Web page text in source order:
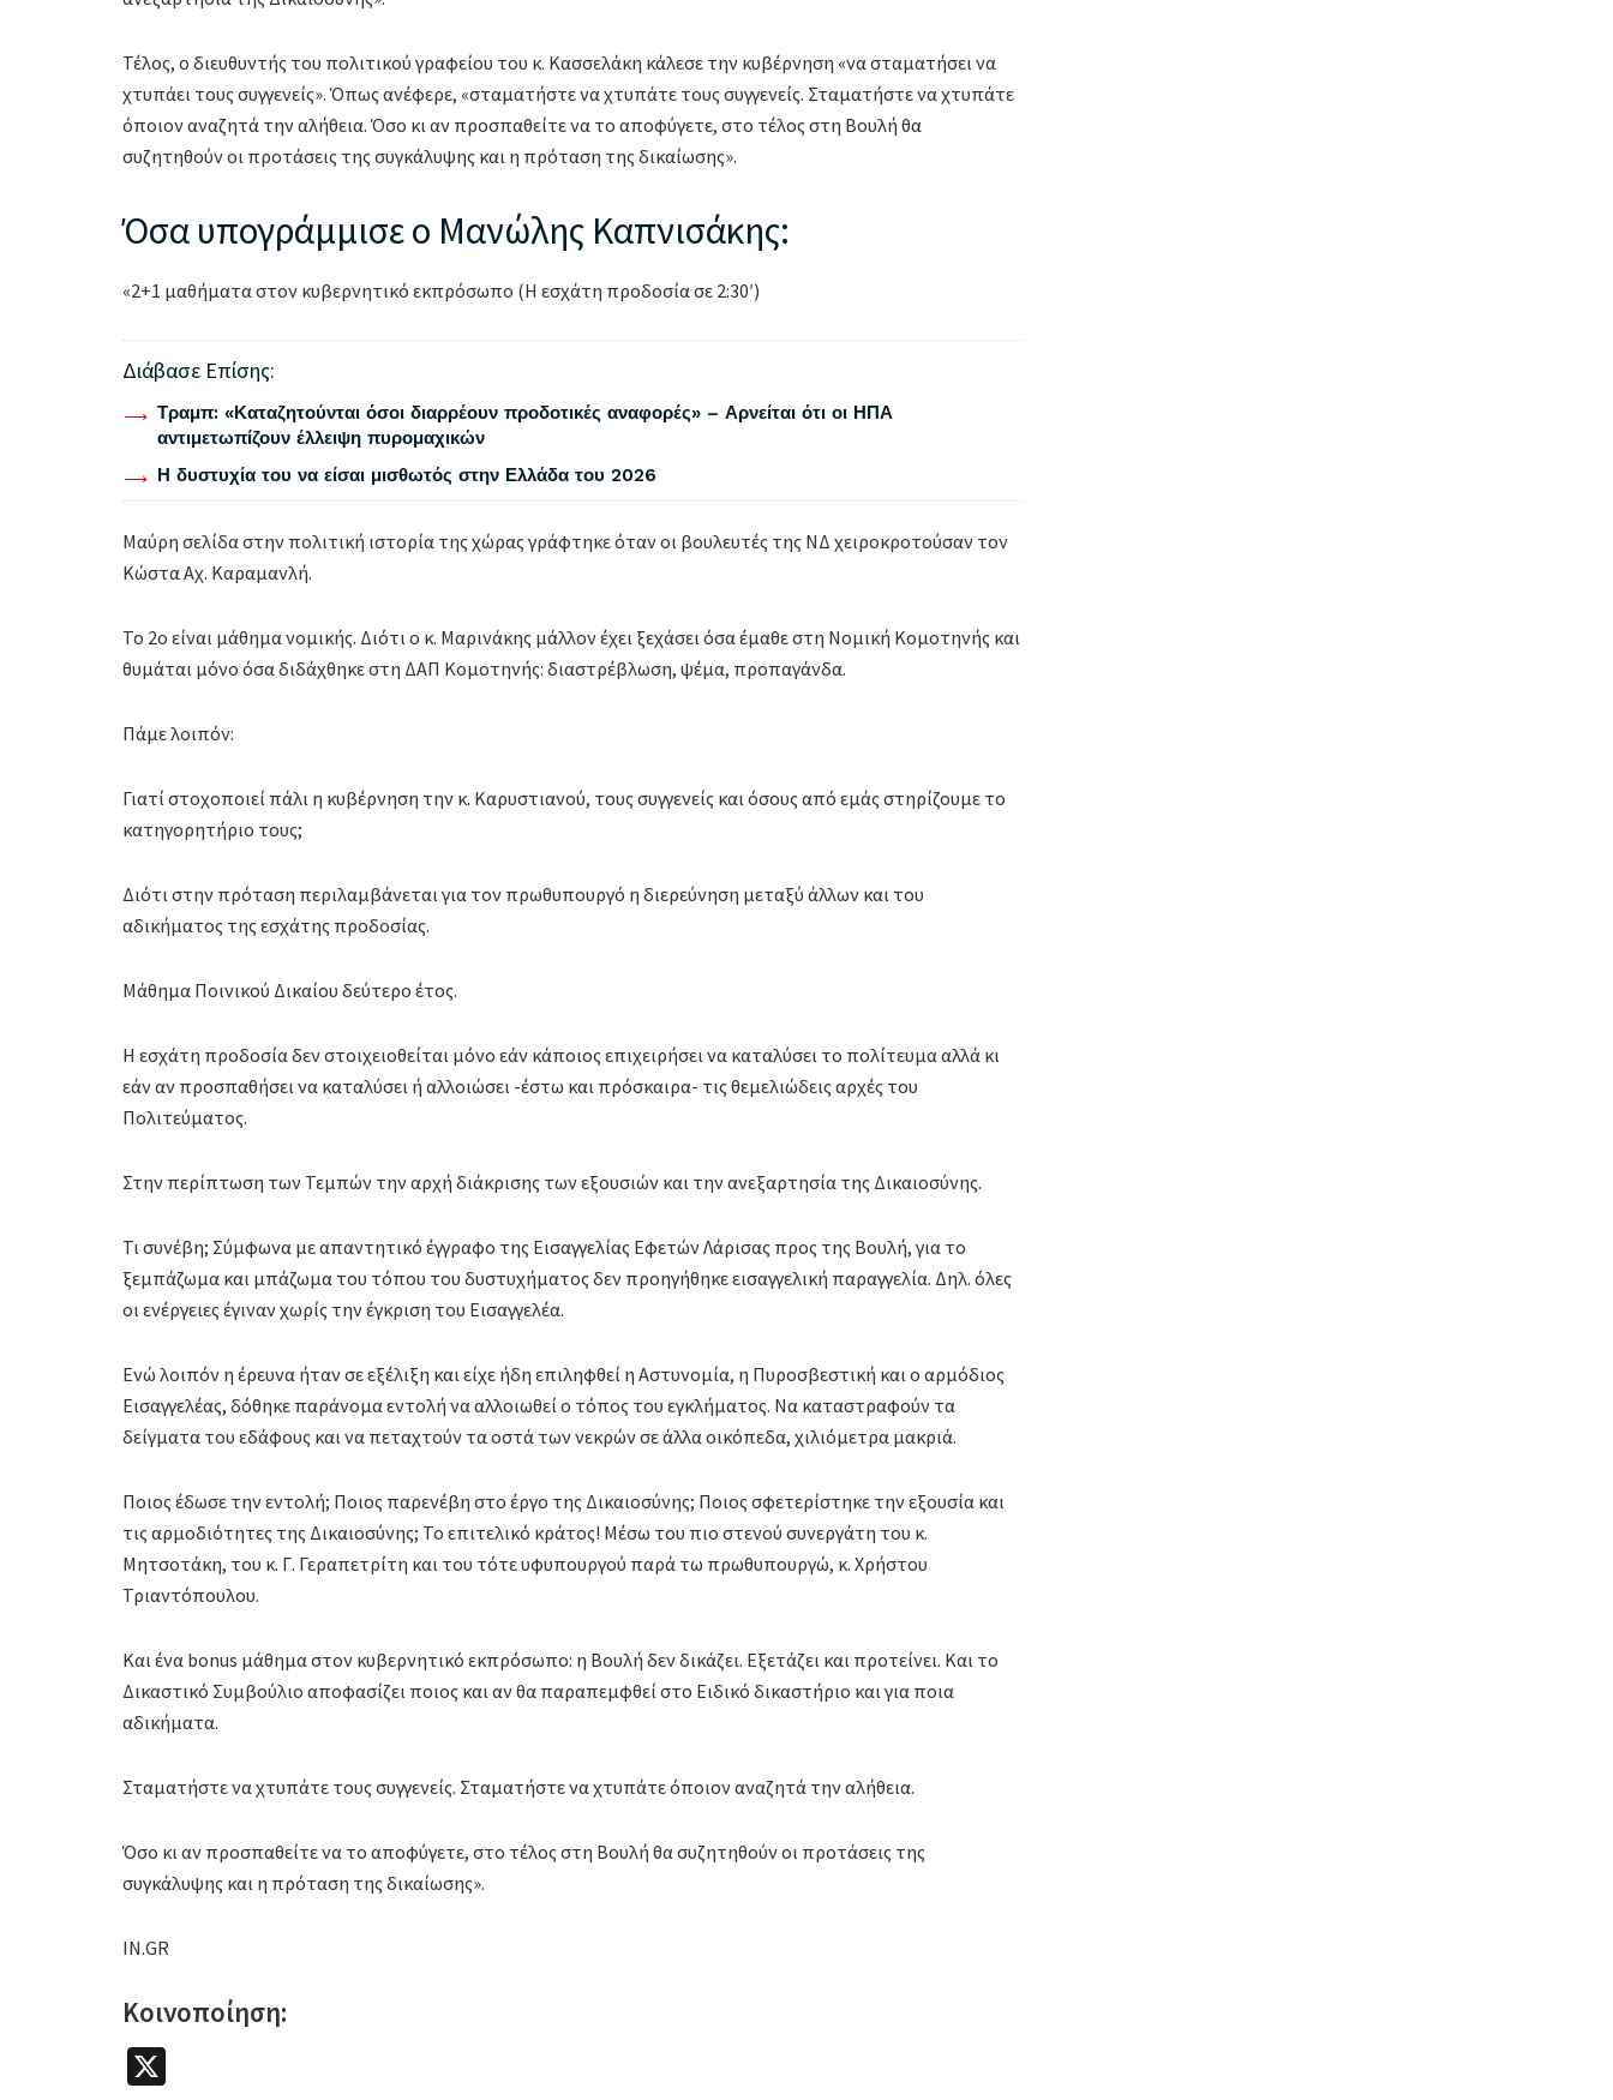
Τέλος, ο διευθυντής του πολιτικού γραφείου του κ. Κασσελάκη κάλεσε την κυβέρνηση «να σταματήσει να
χτυπάει τους συγγενείς». Όπως ανέφερε, «σταματήστε να χτυπάτε τους συγγενείς. Σταματήστε να χτυπάτε
όποιον αναζητά την αλήθεια. Όσο κι αν προσπαθείτε να το αποφύγετε, στο τέλος στη Βουλή θα
συζητηθούν οι προτάσεις της συγκάλυψης και η πρόταση της δικαίωσης».
Όσα υπογράμμισε ο Μανώλης Καπνισάκης:
«2+1 μαθήματα στον κυβερνητικό εκπρόσωπο (Η εσχάτη προδοσία σε 2:30′)
Διάβασε Επίσης:
Τραμπ: «Καταζητούνται όσοι διαρρέουν προδοτικές αναφορές» – Αρνείται ότι οι ΗΠΑ
αντιμετωπίζουν έλλειψη πυρομαχικών
Η δυστυχία του να είσαι μισθωτός στην Ελλάδα του 2026
Μαύρη σελίδα στην πολιτική ιστορία της χώρας γράφτηκε όταν οι βουλευτές της ΝΔ χειροκροτούσαν τον
Κώστα Αχ. Καραμανλή.
Το 2ο είναι μάθημα νομικής. Διότι ο κ. Μαρινάκης μάλλον έχει ξεχάσει όσα έμαθε στη Νομική Κομοτηνής και
θυμάται μόνο όσα διδάχθηκε στη ΔΑΠ Κομοτηνής: διαστρέβλωση, ψέμα, προπαγάνδα.
Πάμε λοιπόν:
Γιατί στοχοποιεί πάλι η κυβέρνηση την κ. Καρυστιανού, τους συγγενείς και όσους από εμάς στηρίζουμε το
κατηγορητήριο τους;
Διότι στην πρόταση περιλαμβάνεται για τον πρωθυπουργό η διερεύνηση μεταξύ άλλων και του
αδικήματος της εσχάτης προδοσίας.
Μάθημα Ποινικού Δικαίου δεύτερο έτος.
Η εσχάτη προδοσία δεν στοιχειοθείται μόνο εάν κάποιος επιχειρήσει να καταλύσει το πολίτευμα αλλά κι
εάν αν προσπαθήσει να καταλύσει ή αλλοιώσει -έστω και πρόσκαιρα- τις θεμελιώδεις αρχές του
Πολιτεύματος.
Στην περίπτωση των Τεμπών την αρχή διάκρισης των εξουσιών και την ανεξαρτησία της Δικαιοσύνης.
Τι συνέβη; Σύμφωνα με απαντητικό έγγραφο της Εισαγγελίας Εφετών Λάρισας προς της Βουλή, για το
ξεμπάζωμα και μπάζωμα του τόπου του δυστυχήματος δεν προηγήθηκε εισαγγελική παραγγελία. Δηλ. όλες
οι ενέργειες έγιναν χωρίς την έγκριση του Εισαγγελέα.
Ενώ λοιπόν η έρευνα ήταν σε εξέλιξη και είχε ήδη επιληφθεί η Αστυνομία, η Πυροσβεστική και ο αρμόδιος
Εισαγγελέας, δόθηκε παράνομα εντολή να αλλοιωθεί ο τόπος του εγκλήματος. Να καταστραφούν τα
δείγματα του εδάφους και να πεταχτούν τα οστά των νεκρών σε άλλα οικόπεδα, χιλιόμετρα μακριά.
Ποιος έδωσε την εντολή; Ποιος παρενέβη στο έργο της Δικαιοσύνης; Ποιος σφετερίστηκε την εξουσία και
τις αρμοδιότητες της Δικαιοσύνης; Το επιτελικό κράτος! Μέσω του πιο στενού συνεργάτη του κ.
Μητσοτάκη, του κ. Γ. Γεραπετρίτη και του τότε υφυπουργού παρά τω πρωθυπουργώ, κ. Χρήστου
Τριαντόπουλου.
Και ένα bonus μάθημα στον κυβερνητικό εκπρόσωπο: η Βουλή δεν δικάζει. Εξετάζει και προτείνει. Και το
Δικαστικό Συμβούλιο αποφασίζει ποιος και αν θα παραπεμφθεί στο Ειδικό δικαστήριο και για ποια
αδικήματα.
Σταματήστε να χτυπάτε τους συγγενείς. Σταματήστε να χτυπάτε όποιον αναζητά την αλήθεια.
Όσο κι αν προσπαθείτε να το αποφύγετε, στο τέλος στη Βουλή θα συζητηθούν οι προτάσεις της
συγκάλυψης και η πρόταση της δικαίωσης».
IN.GR
Κοινοποίηση: